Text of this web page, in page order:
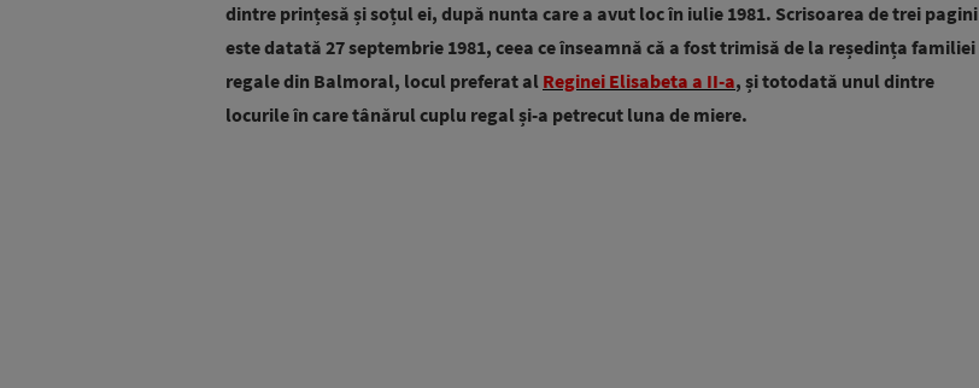
dintre prințesă și soțul ei, după nunta care a avut loc în iulie 1981. Scrisoarea de trei pagini
este datată 27 septembrie 1981, ceea ce înseamnă că a fost trimisă de la reședința familiei
regale din Balmoral, locul preferat al Reginei Elisabeta a II-a, și totodată unul dintre
locurile în care tânărul cuplu regal și-a petrecut luna de miere.